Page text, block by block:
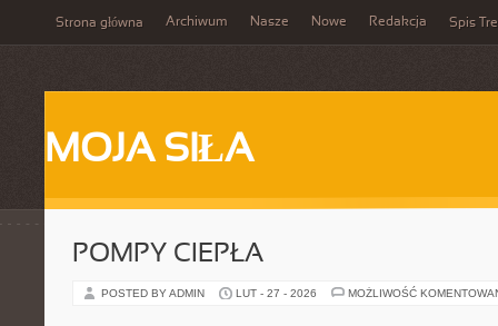
Strona główna Archiwum Nasze Nowe Redakcja Spis
MOJA SIŁA
POMPY CIEPŁA
POSTED BY ADMIN LUT - 27 - 2026 MOŻLIWOŚĆ